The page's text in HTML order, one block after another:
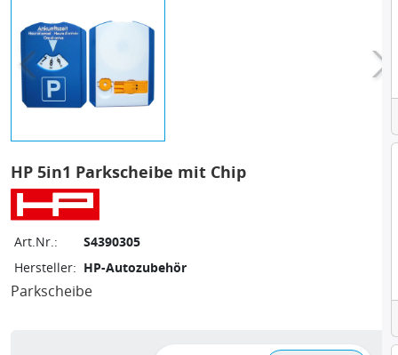
HP 5in1 Parkscheibe mit Chip
Art.Nr.:
S4390305
Hersteller: HP-Autozubehör
Parkscheibe